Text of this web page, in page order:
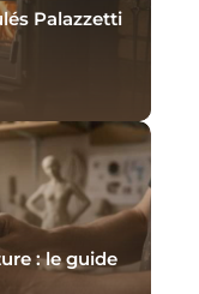
Palazzetti
: le guide